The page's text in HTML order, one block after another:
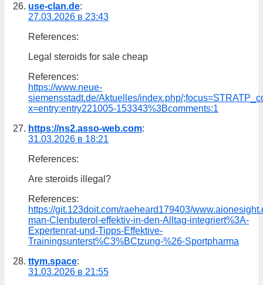
use-clan.de:
27.03.2026 в 23:43
References:
Legal steroids for sale cheap
References:
https://www.neue-
siemensstadt.de/Aktuelles/index.php/
x=entry:entry221005-153343%3Bcomments:1
https://ns2.asso-web.com:
31.03.2026 в 18:21
References:
Are steroids illegal?
References:
https://git.123doit.com/raeheard179403/
man-Clenbuterol-effektiv-in-den-Alltag-integriert%3A-
Expertenrat-und-Tipps-Effektive-
Trainingsunterst%C3%BCtzung-%26-Sportpharma
ttym.space:
31.03.2026 в 21:55